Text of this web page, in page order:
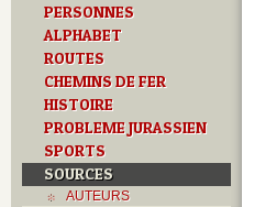
PERSONNES
ALPHABET
ROUTES
CHEMINS DE FER
HISTOIRE
PROBLEME JURASSIEN
SPORTS
SOURCES
AUTEURS